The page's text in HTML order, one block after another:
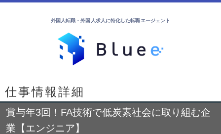
外国人転職・外国人求人に特化した転職エージェント
仕事情報詳細
賞与年3回！FA技術で低炭素社会に取り組む企
業【エンジニア】